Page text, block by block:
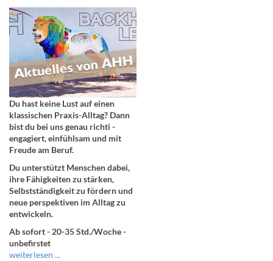
Du hast keine Lust auf einen
klassischen Praxis-Alltag? Dann
bist du bei uns genau richti -
engagiert, einfühlsam und mit
Freude am Beruf.
Du unterstützt Menschen dabei,
ihre Fähigkeiten zu stärken,
Selbstständigkeit zu fördern und
neue perspektiven im Alltag zu
entwickeln.
Ab sofort - 20-35 Std./Woche -
unbefirstet
weiterlesen ...